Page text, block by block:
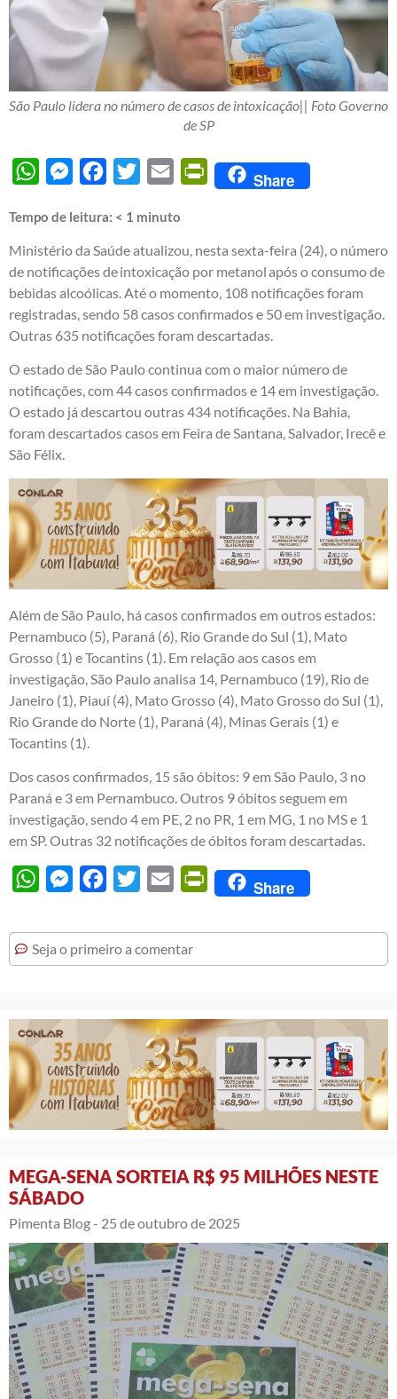
São Paulo lidera no número de casos de intoxicação|| Foto Governo
de SP
WhatsAppMessengerFacebook
Twitter Email PrintFriendly
Share
Tempo de leitura: < 1 minuto
Ministério da Saúde atualizou, nesta sexta-feira (24), o número
de notificações de intoxicação por metanol após o consumo de
bebidas alcoólicas. Até o momento, 108 notificações foram
registradas, sendo 58 casos confirmados e 50 em investigação.
Outras 635 notificações foram descartadas.
O estado de São Paulo continua com o maior número de
notificações, com 44 casos confirmados e 14 em investigação.
O estado já descartou outras 434 notificações. Na Bahia,
foram descartados casos em Feira de Santana, Salvador, Irecê e
São Félix.
Além de São Paulo, há casos confirmados em outros estados:
Pernambuco (5), Paraná (6), Rio Grande do Sul (1), Mato
Grosso (1) e Tocantins (1). Em relação aos casos em
investigação, São Paulo analisa 14, Pernambuco (19), Rio de
Janeiro (1), Piauí (4), Mato Grosso (4), Mato Grosso do Sul (1),
Rio Grande do Norte (1), Paraná (4), Minas Gerais (1) e
Tocantins (1).
Dos casos confirmados, 15 são óbitos: 9 em São Paulo, 3 no
Paraná e 3 em Pernambuco. Outros 9 óbitos seguem em
investigação, sendo 4 em PE, 2 no PR, 1 em MG, 1 no MS e 1
em SP. Outras 32 notificações de óbitos foram descartadas.
WhatsAppMessengerFacebook
Twitter Email PrintFriendly
Share
Seja o primeiro a comentar
MEGA-SENA SORTEIA R$ 95 MILHÕES NESTE
SÁBADO
Pimenta Blog - 25 de outubro de 2025